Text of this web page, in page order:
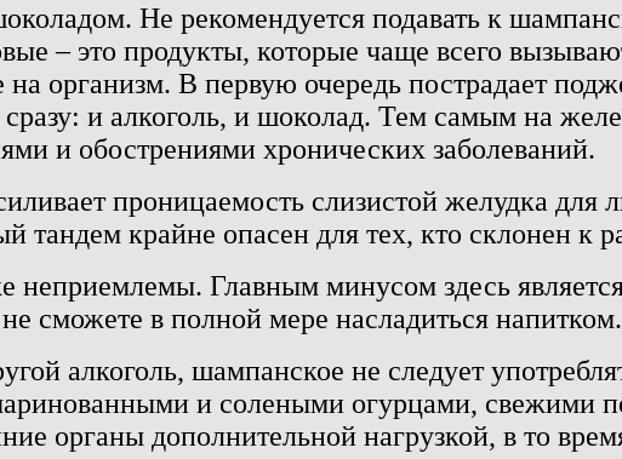
Не рекомендуется подавать к
– это продукты, которые чаще всего
на организм. В первую очередь пострадает
и алкоголь, и шоколад. Тем самым на
и обострениями хронических заболеваний.
проницаемость слизистой желудка
тандем крайне опасен для тех, кто склонен к
Главным минусом здесь
сможете в полной мере насладиться напитком.
алкоголь, шампанское не следует
и солеными огурцами, свежими
органы дополнительной нагрузкой, в то